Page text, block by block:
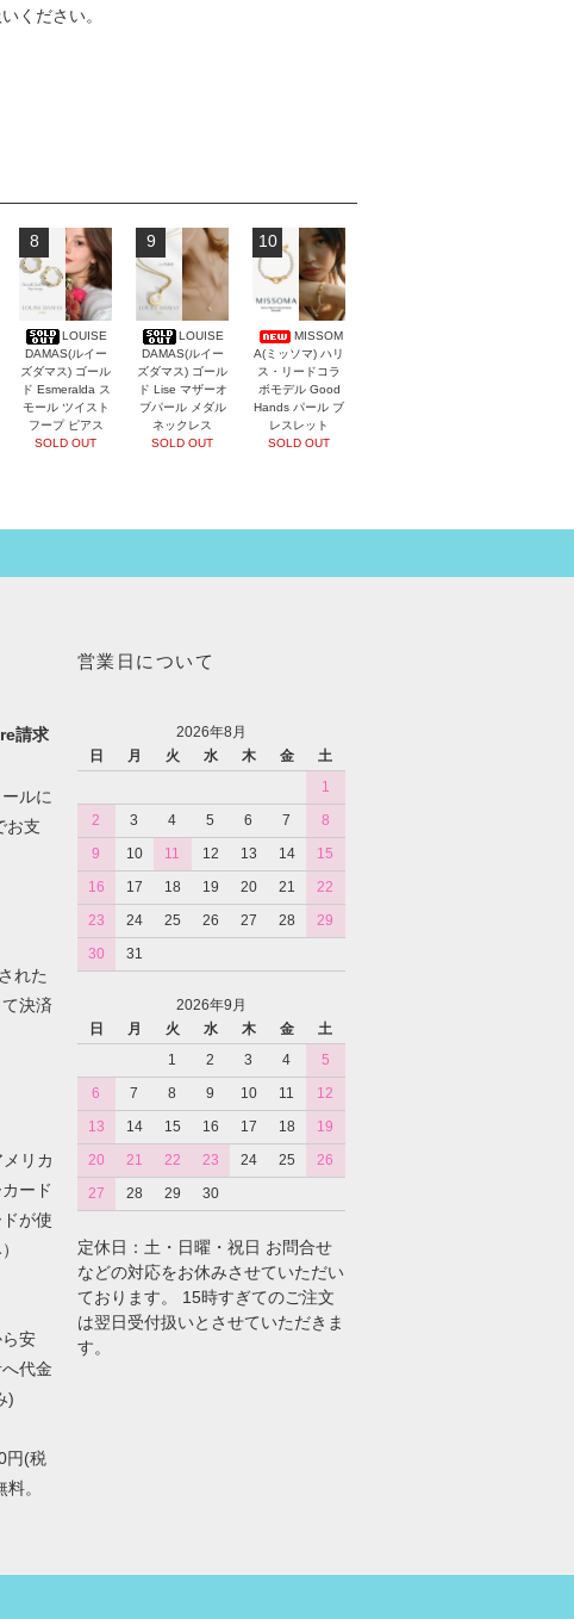
ください。
8
LOUISE
DAMAS(ルイー
ズダマス) ゴール
ド Esmeralda ス
モール ツイスト
フープ ピアス
SOLD OUT
9
LOUISE
DAMAS(ルイー
ズダマス) ゴール
ド Lise マザーオ
ブパール メダル
ネックレス
SOLD OUT
10
MISSOM
A(ミッソマ) ハリ
ス・リードコラ
ボモデル Good
Hands パール ブ
レスレット
SOLD OUT
請求
ルに
お支
れた
決済
リカ
ード
が使
安
代金
)
(税
料。
営業日について
2026年8月
日
月 火 水 木 金
土
1
2
3 4 5 6 7
8
9
10 11 12 13 14
15
16
17 18 19 20 21
22
23
24 25 26 27 28
29
30
31
2026年9月
日
月 火 水 木 金
土
1
2 3 4
5
6
7 8 9 10 11
12
13
14 15 16 17 18
19
20
21 22 23 24 25
26
27
28 29 30
定休日：土・日曜・祝日 お問合せ
などの対応をお休みさせていただい
ております。 15時すぎてのご注文
は翌日受付扱いとさせていただきま
す。